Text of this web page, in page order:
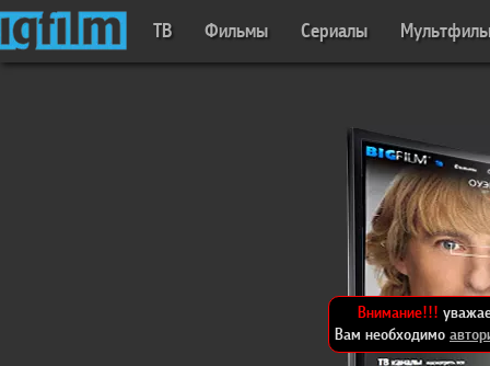
ТВ Фильмы Сериалы
Внимание!!!
Вам необходимо